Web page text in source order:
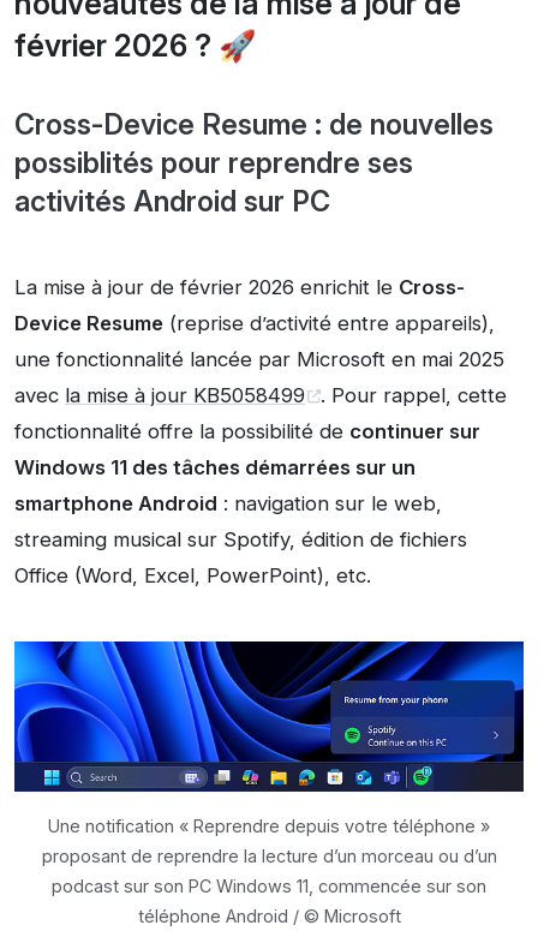
février 2026 ? 🚀
Cross-Device Resume : de nouvelles
possiblités pour reprendre ses
activités Android sur PC
La mise à jour de février 2026 enrichit le Cross-
Device Resume (reprise d’activité entre appareils),
une fonctionnalité lancée par Microsoft en mai 2025
avec la mise à jour KB5058499
. Pour rappel, cette
fonctionnalité offre la possibilité de continuer sur
Windows 11 des tâches démarrées sur un
smartphone Android : navigation sur le web,
streaming musical sur Spotify, édition de fichiers
Office (Word, Excel, PowerPoint), etc.
Une notification « Reprendre depuis votre téléphone »
proposant de reprendre la lecture d’un morceau ou d’un
podcast sur son PC Windows 11, commencée sur son
téléphone Android / © Microsoft